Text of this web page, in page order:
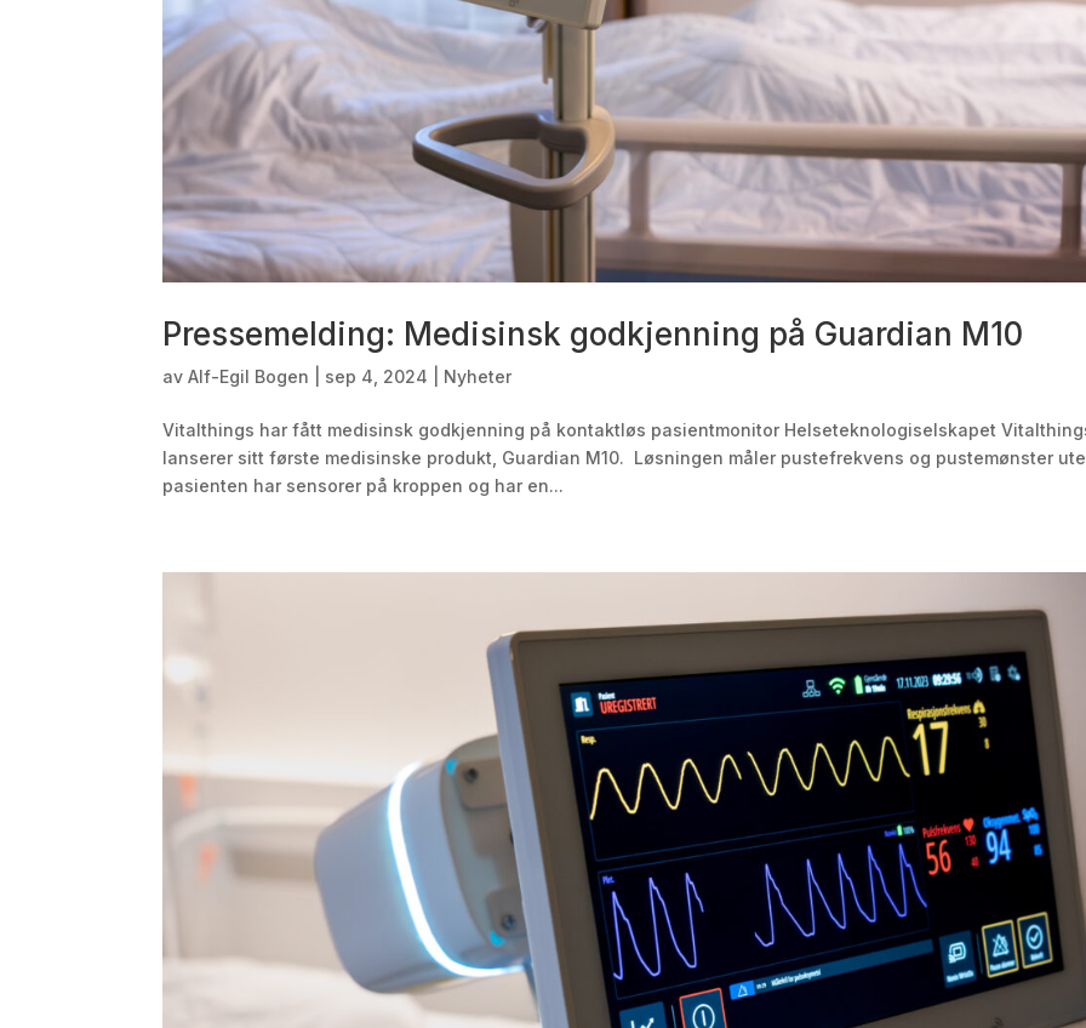
Pressemelding: Medisinsk godkjenning på Guardian M10
avAlf-Egil Bogen sep 4, 2024 Nyheter
Vitalthings har fått medisinsk godkjenning på kontaktløs pasientmonitor Helseteknologiselskapet
lanserer sitt første medisinske produkt, Guardian M10. Løsningen måler pustefrekvens og pustemønster
pasienten har sensorer på kroppen og har en...